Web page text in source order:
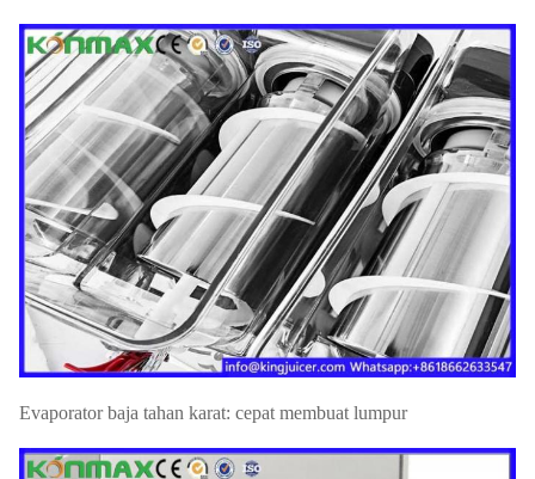
Evaporator baja tahan karat: cepat membuat lumpur